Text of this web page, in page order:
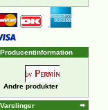
Producentinformation
Andre produkter
Varslinger